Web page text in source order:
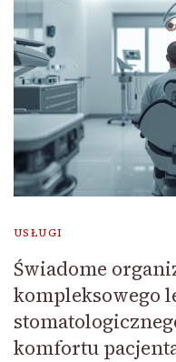
USŁUGI
Świadome
kompleksowego
komfortu